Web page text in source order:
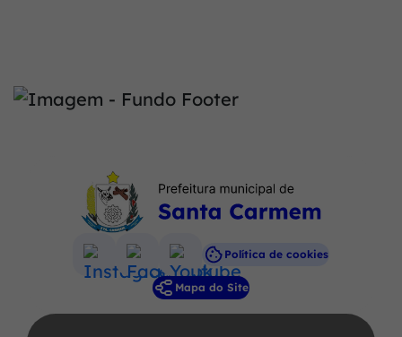
Acessar
Rede
Acessar
Rede
Acessar
a
Rede
Política de cookies
Mapa do Site